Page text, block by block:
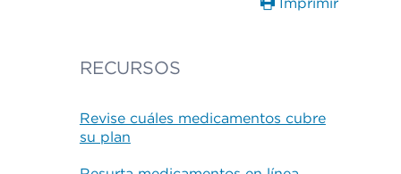
RECURSOS
Revise cuáles medicamentos cubre
su plan